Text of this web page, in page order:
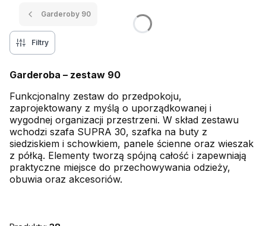
Garderoby 90
Filtry
Garderoba – zestaw 90
Funkcjonalny zestaw do przedpokoju,
zaprojektowany z myślą o uporządkowanej i
wygodnej organizacji przestrzeni. W skład zestawu
wchodzi szafa SUPRA 30, szafka na buty z
siedziskiem i schowkiem, panele ścienne oraz wieszak
z półką. Elementy tworzą spójną całość i zapewniają
praktyczne miejsce do przechowywania odzieży,
obuwia oraz akcesoriów.